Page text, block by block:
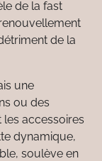
de la fast
de la
une
ou des
accessoires
dynamique,
soulève en